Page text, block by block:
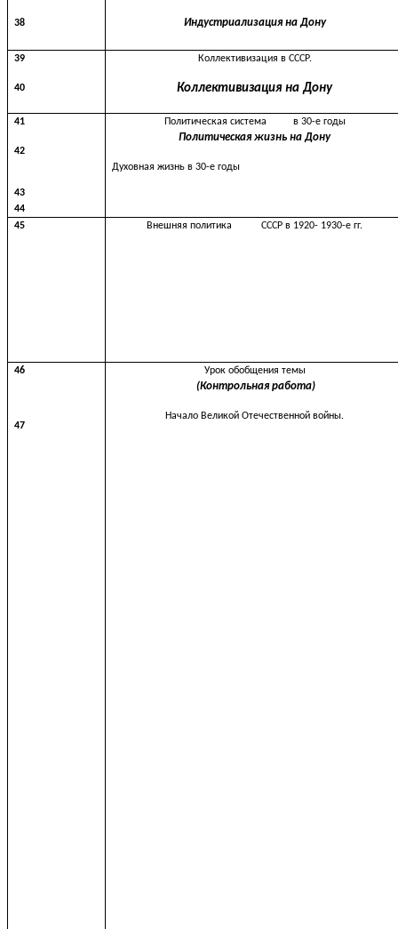
38 Индустриализация на Дону
39
40
Коллективизация в СССР.
Коллективизация на Дону
41
42
43
44
Политическая система в 30-е годы
Политическая жизнь на Дону
Духовная жизнь в 30-е годы
45 Внешняя политика СССР в 1920- 1930-е гг.
46
47
Урок обобщения темы
(Контрольная работа)
Начало Великой Отечественной войны.